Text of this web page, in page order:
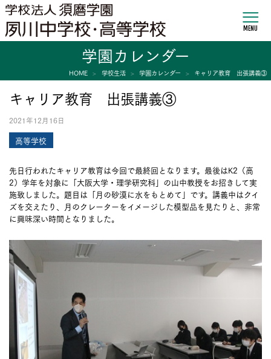
MENU
学園カレンダー
HOME 学校生活 学園カレンダー キャリア教育 出張講義③
キャリア教育 出張講義③
2021年12月16日
高等学校
先日行われたキャリア教育は今回で最終回となります。最後はK2（高
2）学年を対象に「大阪大学・理学研究科」の山中教授をお招きして実
施致しました。題目は「月の砂漠に水をもとめて」です。講義中はクイ
ズを交えたり、月のクレーターをイメージした模型品を見たりと、非常
に興味深い時間となりました。